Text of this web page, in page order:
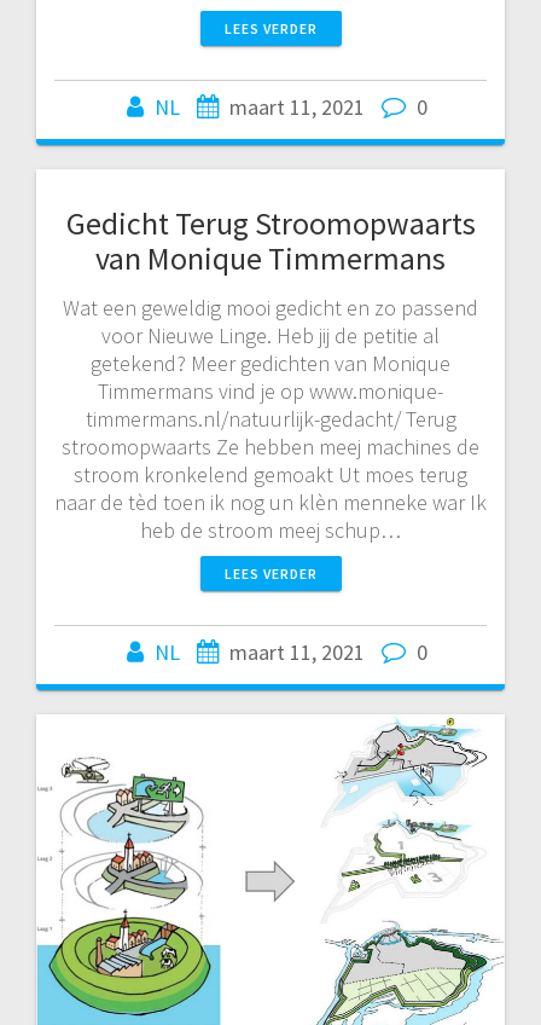
LEES VERDER
NL maart 11, 2021 0
Gedicht Terug Stroomopwaarts
van Monique Timmermans
Wat een geweldig mooi gedicht en zo passend
voor Nieuwe Linge. Heb jij de petitie al
getekend? Meer gedichten van Monique
Timmermans vind je op www.monique-
timmermans.nl/natuurlijk-gedacht/ Terug
stroomopwaarts Ze hebben meej machines de
stroom kronkelend gemoakt Ut moes terug
naar de tèd toen ik nog un klèn menneke war Ik
heb de stroom meej schup…
LEES VERDER
NL maart 11, 2021 0